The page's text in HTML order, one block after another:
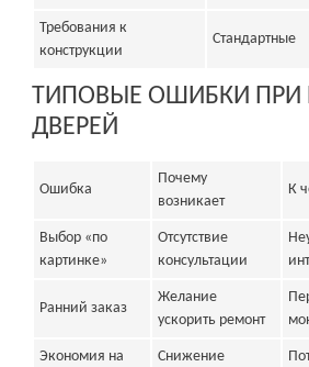
Требования к
конструкции
Стандартные
ТИПОВЫЕ ОШИБКИ ПРИ
ДВЕРЕЙ
Ошибка
Почему
возникает
К
Выбор «по
картинке»
Отсутствие
консультации
Ранний заказ
Желание
ускорить ремонт
Экономия на
Снижение